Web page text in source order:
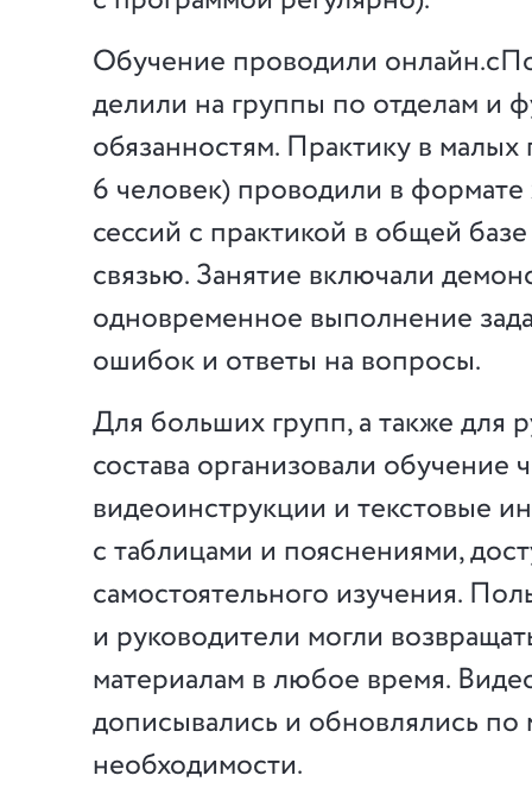
Обучение проводили
делили на группы по отделам и
обязанностям. Практику в малых
6 человек) проводили в
сессий с практикой в общей
связью. Занятие включали
одновременное выполнение
ошибок и ответы на вопросы.
Для больших групп, а также для
состава организовали обучение
видеоинструкции и текстовые
с таблицами и пояснениями,
самостоятельного изучения.
и руководители могли
материалам в любое время.
дописывались и обновлялись по
необходимости.